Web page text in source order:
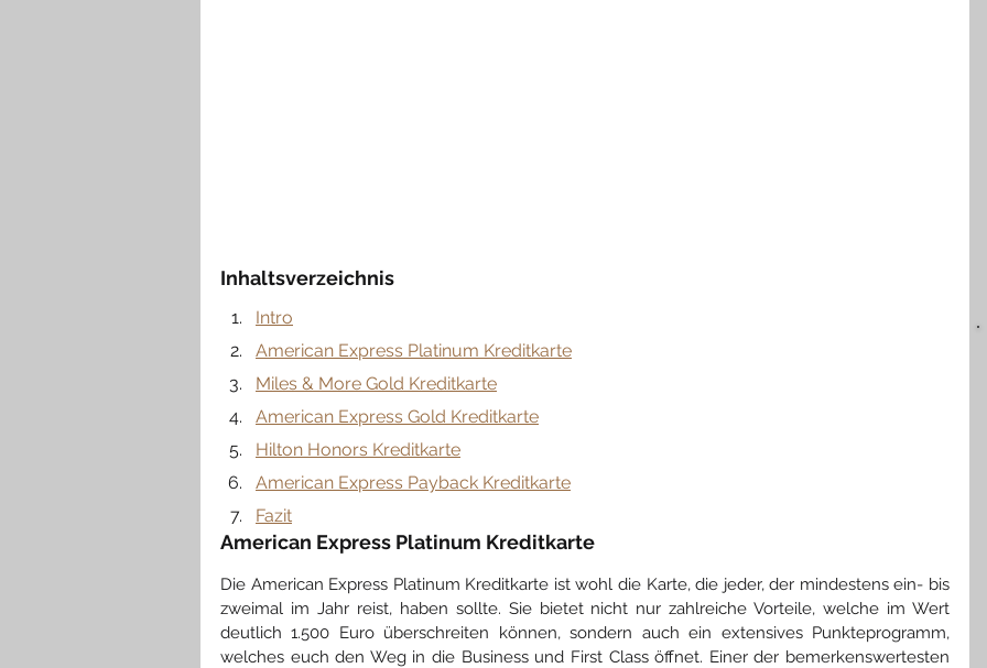
Inhaltsverzeichnis
Intro
American Express Platinum Kreditkarte
Miles & More Gold Kreditkarte
American Express Gold Kreditkarte
Hilton Honors Kreditkarte
American Express Payback Kreditkarte
Fazit
American Express Platinum Kreditkarte
Die American Express Platinum Kreditkarte ist wohl die Karte, die jeder, der mindestens ein- bis
zweimal im Jahr reist, haben sollte. Sie bietet nicht nur zahlreiche Vorteile, welche im Wert
deutlich 1.500 Euro überschreiten können, sondern auch ein extensives Punkteprogramm,
welches euch den Weg in die Business und First Class öffnet. Einer der bemerkenswertesten